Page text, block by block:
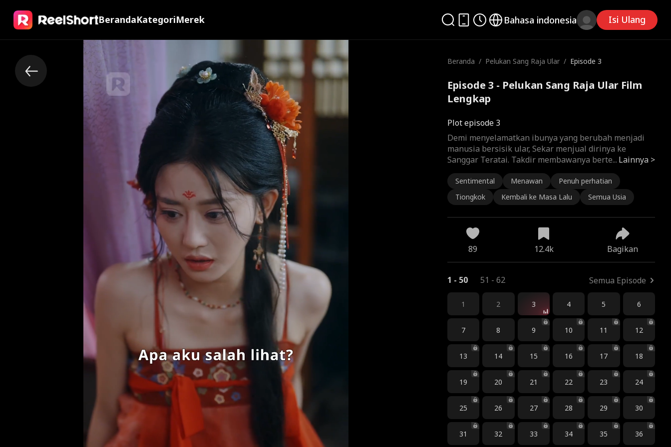
BerandaKategoriMerek Bahasa indonesia Isi Ulang
Beranda / Pelukan Sang Raja Ular / Episode 3
Episode 3 - Pelukan Sang Raja Ular Film
Lengkap
Plot episode 3
Lainnya >
Demi menyelamatkan ibunya yang berubah menjadi
manusia bersisik ular, Sekar menjual dirinya ke
Sanggar Teratai. Takdir membawanya berte...
Sentimental Menawan
Penuh perhatian
Tiongkok
Kembali ke Masa Lalu Semua Usia
89 12.4k Bagikan
1 - 50 51 - 62 Semua Episode
1 2 3 4 5 6
7 8 9 10 11 12
13 14 15 16 17 18
19 20 21 22 23 24
25 26 27 28 29 30
31 32 33 34 35 36